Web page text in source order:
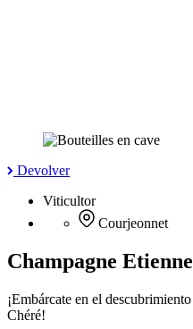
Devolver
Viticultor
Courjeonnet
Champagne
¡Embárcate en el
Chéré!